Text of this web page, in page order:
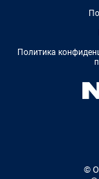
Политика
©